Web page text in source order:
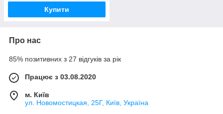
Купити
Про нас
85% позитивних з 27 відгуків за рік
Працює з 03.08.2020
м. Київ
ул. Новомостицкая, 25Г, Київ, Україна